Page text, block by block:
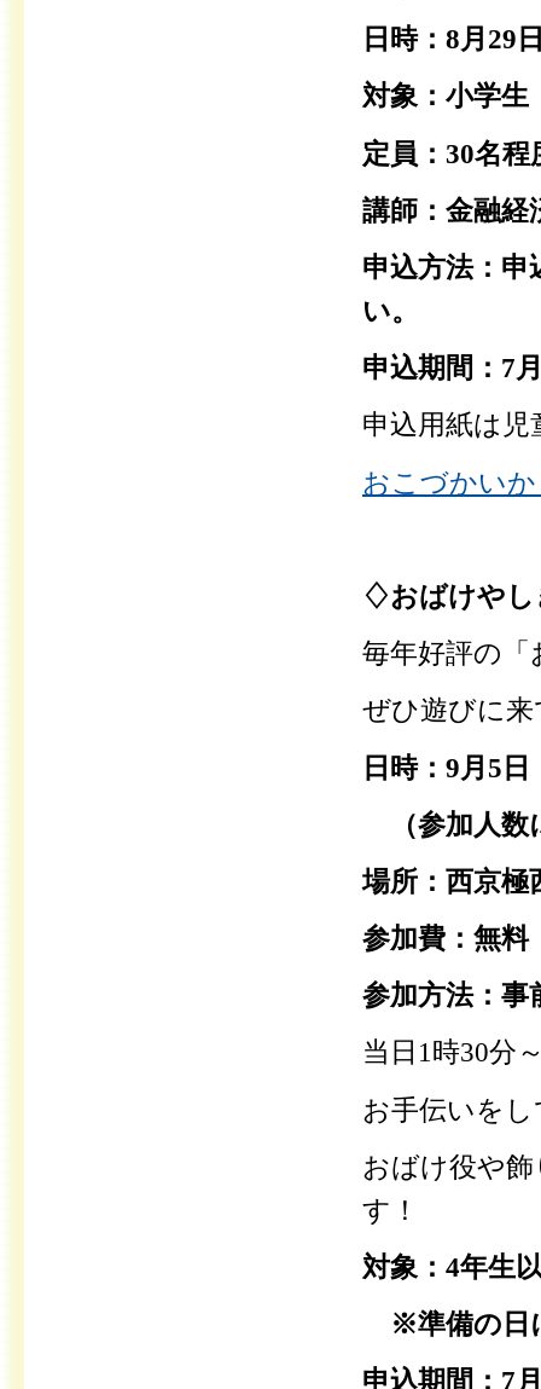
日時：8月29
対象：小学生
定員：30名程
講師：金融経
申込方法：
い。
申込期間：7
申込用紙は
おこづかい
♢おばけや
毎年好評の
ぜひ遊びに
日時：9月5
（参加人数
場所：西京
参加費：無料
参加方法：
当日1時30分
お手伝いを
おばけ役や
す！
対象：4年生
※準備の日
申込期間：7